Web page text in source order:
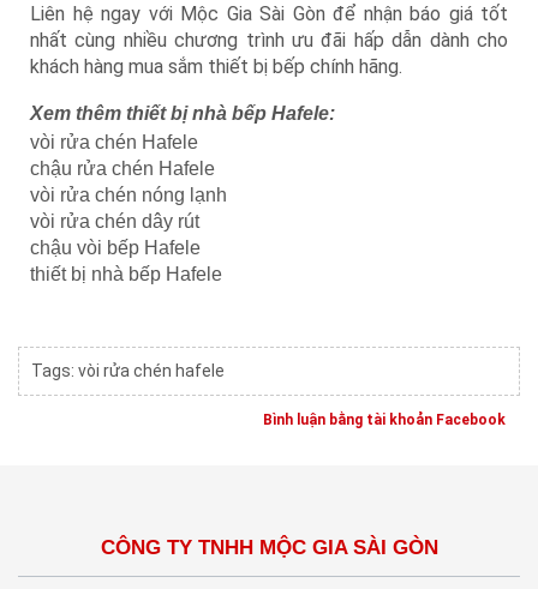
Liên hệ ngay với Mộc Gia Sài Gòn để nhận báo giá tốt
nhất cùng nhiều chương trình ưu đãi hấp dẫn dành cho
khách hàng mua sắm thiết bị bếp chính hãng.
Xem thêm thiết bị nhà bếp Hafele:
vòi rửa chén Hafele
chậu rửa chén Hafele
vòi rửa chén nóng lạnh
vòi rửa chén dây rút
chậu vòi bếp Hafele
thiết bị nhà bếp Hafele
Tags: vòi rửa chén hafele
Bình luận bằng tài khoản Facebook
CÔNG TY TNHH MỘC GIA SÀI GÒN